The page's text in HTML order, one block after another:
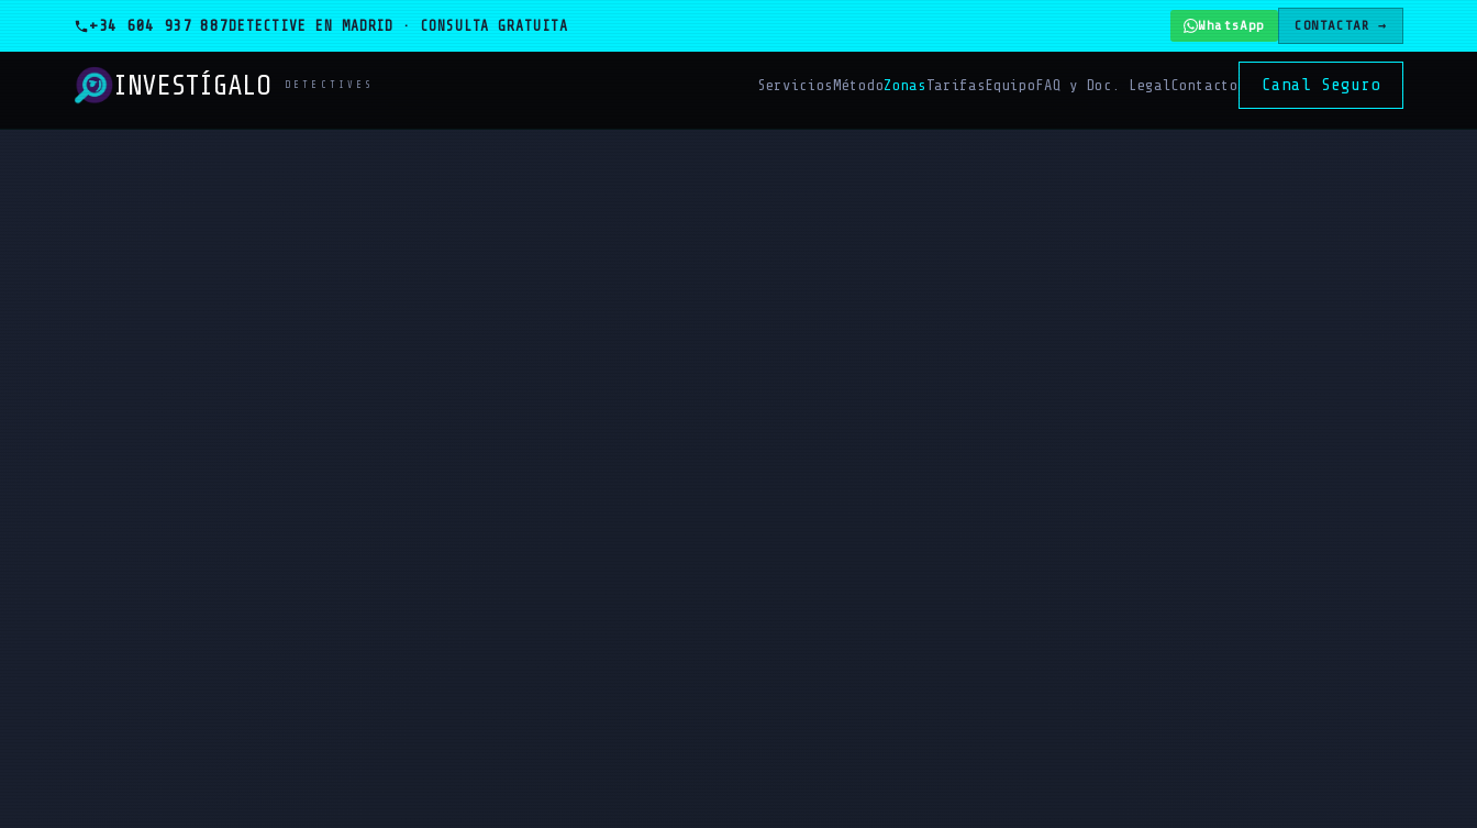
+34 604 937 887 DETECTIVE EN MADRID · CONSULTA GRATUITA WhatsApp CONTACTAR →
INVESTÍGALO DETECTIVES Servicios MétodoZonas Tarifas Equipo FAQ y Doc. LegalContacto Canal Seguro